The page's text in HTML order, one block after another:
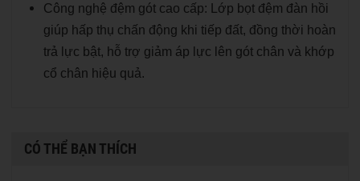
Công nghệ đệm gót cao cấp: Lớp bọt đệm đàn hồi
giúp hấp thụ chấn động khi tiếp đất, đồng thời hoàn
trả lực bật, hỗ trợ giảm áp lực lên gót chân và khớp
cổ chân hiệu quả.
CÓ THỂ BẠN THÍCH